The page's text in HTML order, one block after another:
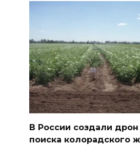
В России создали
поиска колорадского